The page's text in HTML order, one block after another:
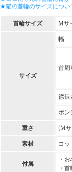
★猫の首輪のサイズについ
首輪サイズ Mサ
サイズ
幅
首周
襟長
ボン
重さ [M
素材 コ
付属
・
・